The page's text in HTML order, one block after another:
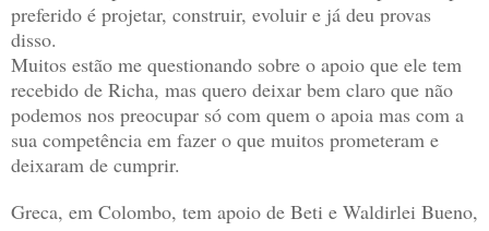
preferido é projetar, construir, evoluir e já deu provas
disso.
Muitos estão me questionando sobre o apoio que ele tem
recebido de Richa, mas quero deixar bem claro que não
podemos nos preocupar só com quem o apoia mas com a
sua competência em fazer o que muitos prometeram e
deixaram de cumprir.
Greca, em Colombo, tem apoio de Beti e Waldirlei Bueno,